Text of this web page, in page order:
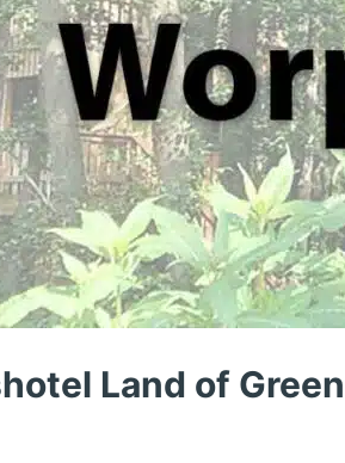
Land of Green